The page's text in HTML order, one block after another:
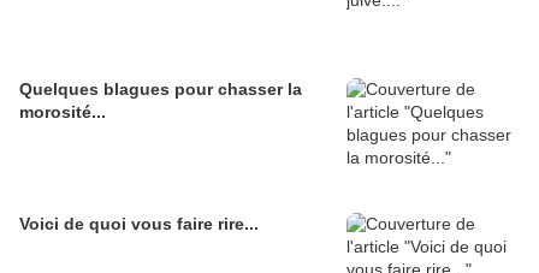
Quelques blagues pour chasser la
morosité...
Voici de quoi vous faire rire...